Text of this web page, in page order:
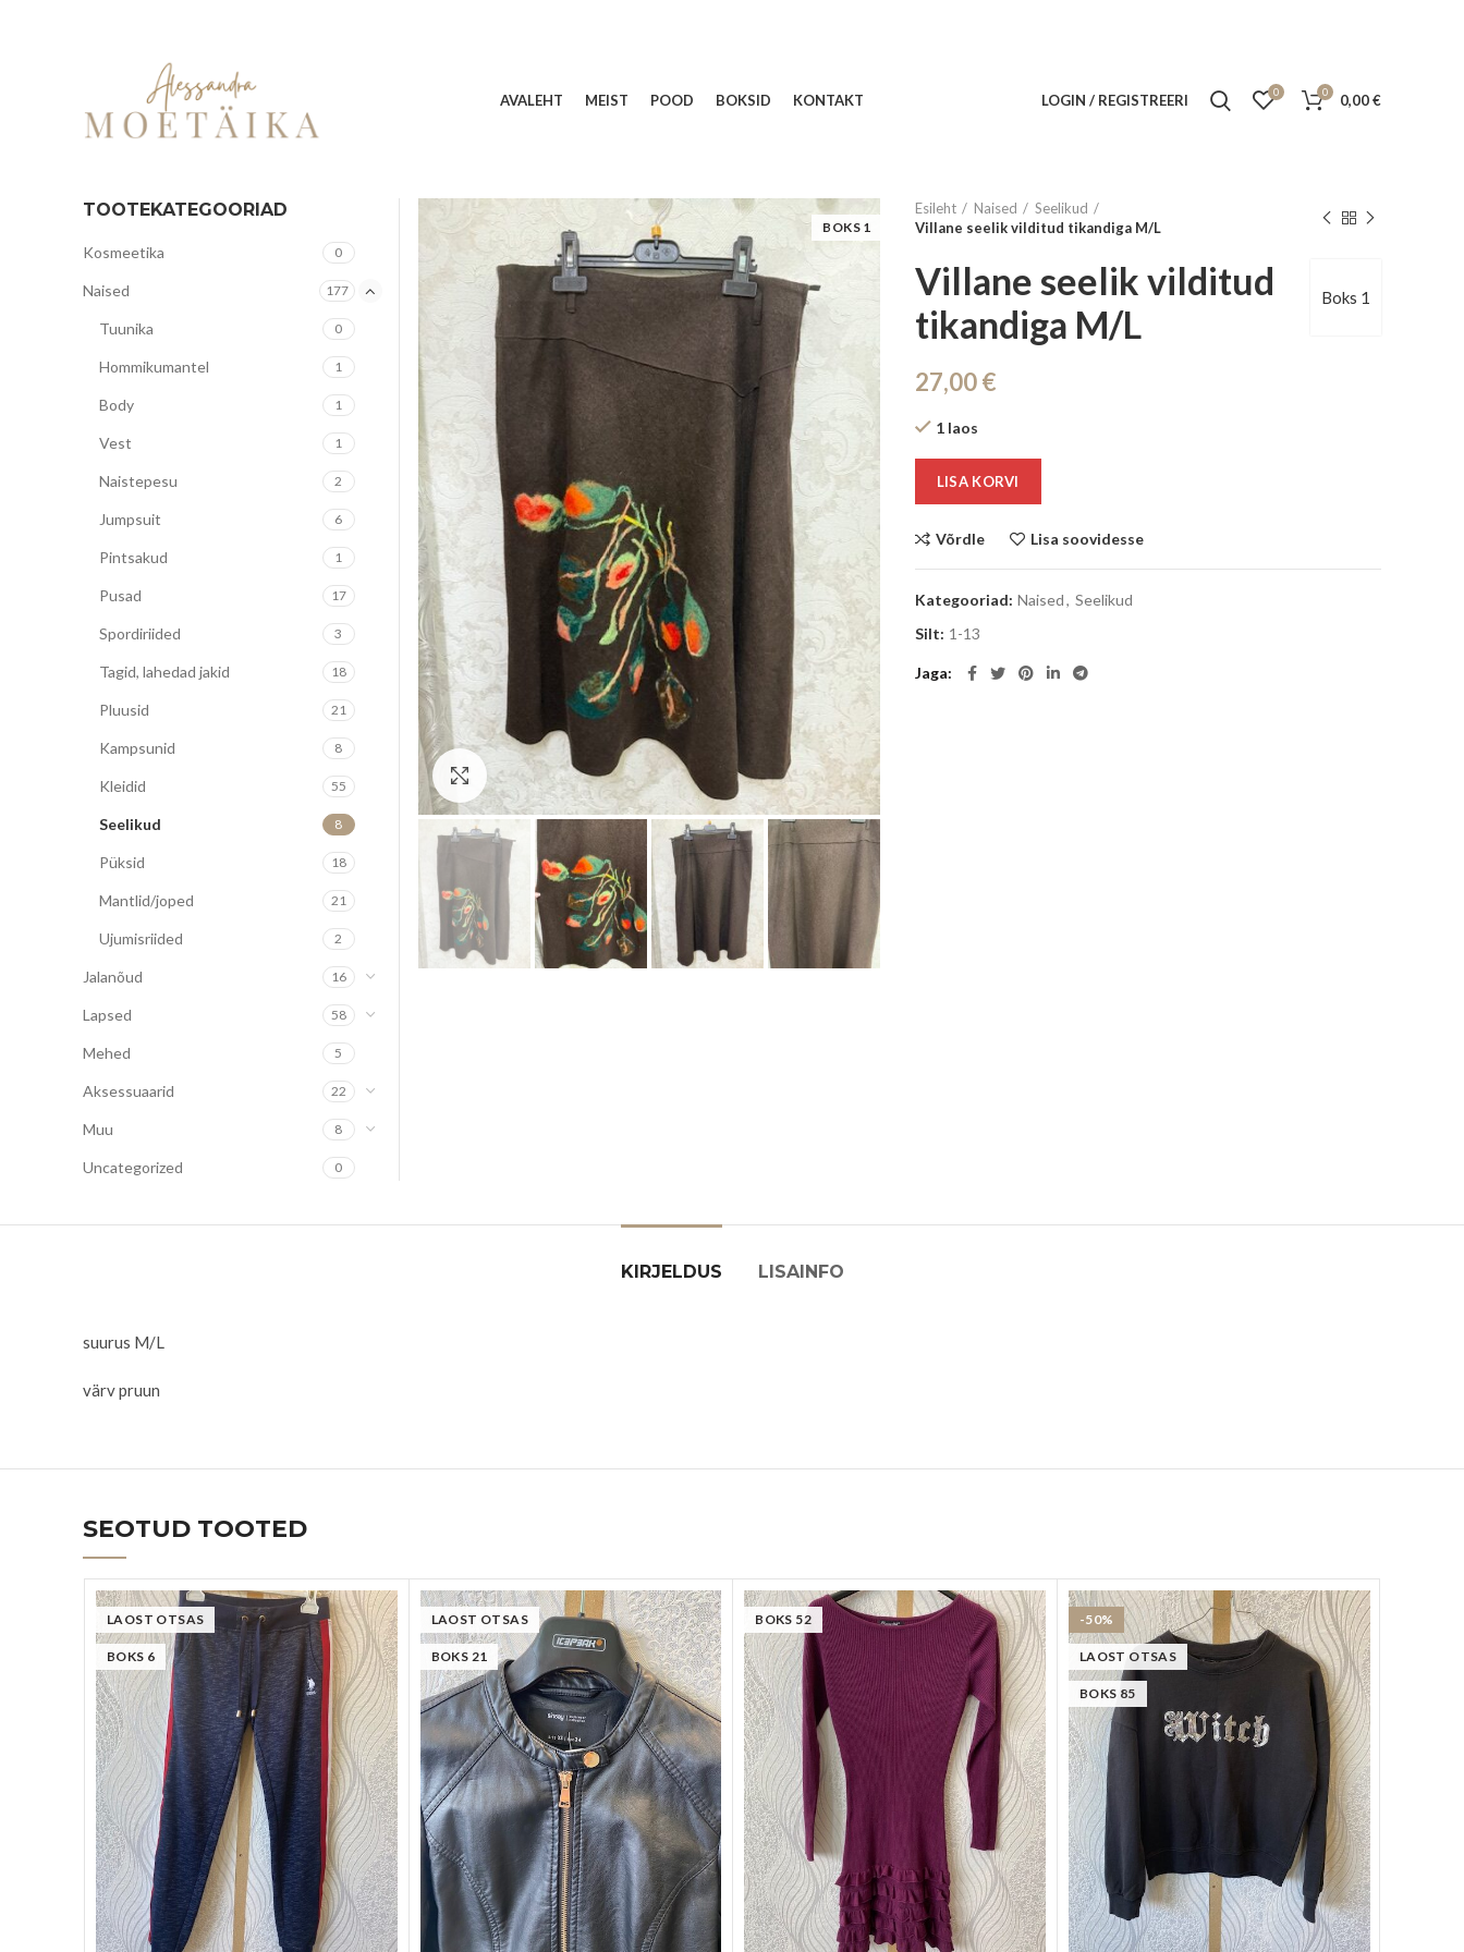
AVALEHT MEIST POOD BOKSID KONTAKT LOGIN / REGISTREERI 0 0 0,00€
BOKS 1
Suurenda
Esileht Naised
Seelikud
Villane seelik vilditud tikandiga M/L
Boks 1
Villane seelik vilditud
tikandiga M/L
27,00€
1 laos
LISA KORVI
Võrdle Lisa soovidesse
Kategooriad: Naised, Seelikud
Silt: 1-13
Jaga
TOOTEKATEGOORIAD
Kosmeetika 0
Naised 177
Tuunika 0
Hommikumantel 1
Body 1
Vest 1
Naistepesu 2
Jumpsuit 6
Pintsakud 1
Pusad 17
Spordiriided 3
Tagid, lahedad jakid 18
Pluusid 21
Kampsunid 8
Kleidid 55
Seelikud 8
Püksid 18
Mantlid/joped 21
Ujumisriided 2
Jalanõud 16
Lapsed 58
Mehed 5
Aksessuaarid 22
Muu 8
Uncategorized 0
KIRJELDUS LISAINFO
suurus M/L
värv pruun
SEOTUD TOOTED
LAOST OTSAS
BOKS 6
LAOST OTSAS
BOKS 21
BOKS 52 -50%
LAOST OTSAS
BOKS 85